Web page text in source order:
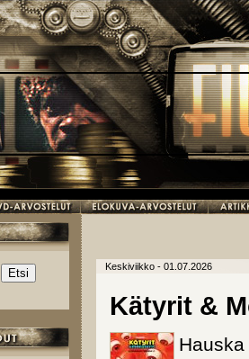
Keskiviikko - 01.07.2026
Kätyrit &